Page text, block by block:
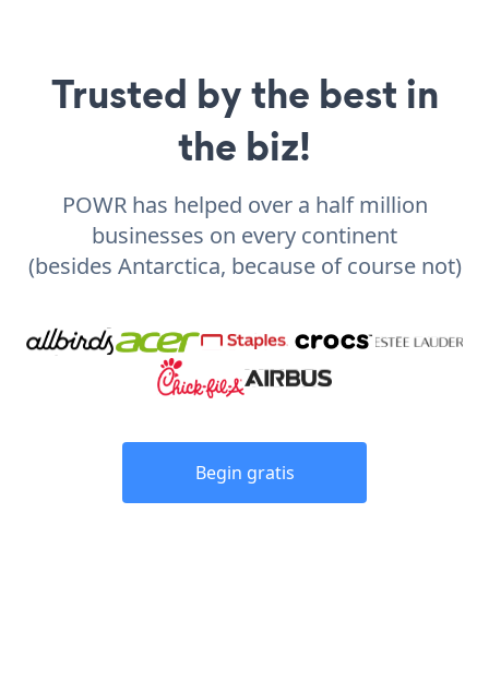
Trusted by the best in
the biz!
POWR has helped over a half million
businesses on every continent
(besides Antarctica, because of course not)
Begin gratis